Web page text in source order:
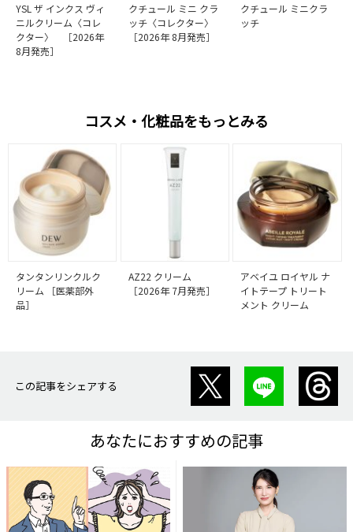
YSL ザ インクス ヴィ
ニルクリーム〈コレ
クター〉 ［2026年
8月発売］
クチュール ミニ クラ
ッチ〈コレクター〉
［2026年 8月発売］
クチュール ミニクラ
ッチ
コスメ・化粧品をもっとみる
タンタンリンクルク
リーム ［医薬部外
品］
AZ22 クリーム
［2026年 7月発売］
アベイユ ロイヤル ナ
イトテープ トリート
メント クリーム
この記事をシェアする
あなたにおすすめの記事